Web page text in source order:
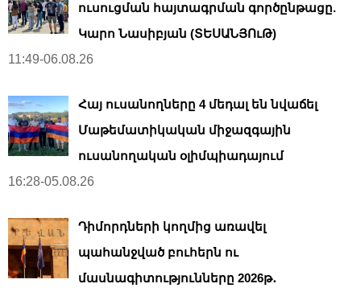
ուսուցման հայտագրման գործընթացը.
Կարո Նասիբյան (ՏԵՍԱՆՅՈւԹ)
11:49-06.08.26
Հայ ուսանողները 4 մեդալ են նվաճել
Մաթեմատիկական միջազգային
ուսանողական օլիմպիադայում
16:28-05.08.26
Դիմորդների կողմից առավել
պահանջված բուհերն ու
մասնագիտությունները 2026թ․